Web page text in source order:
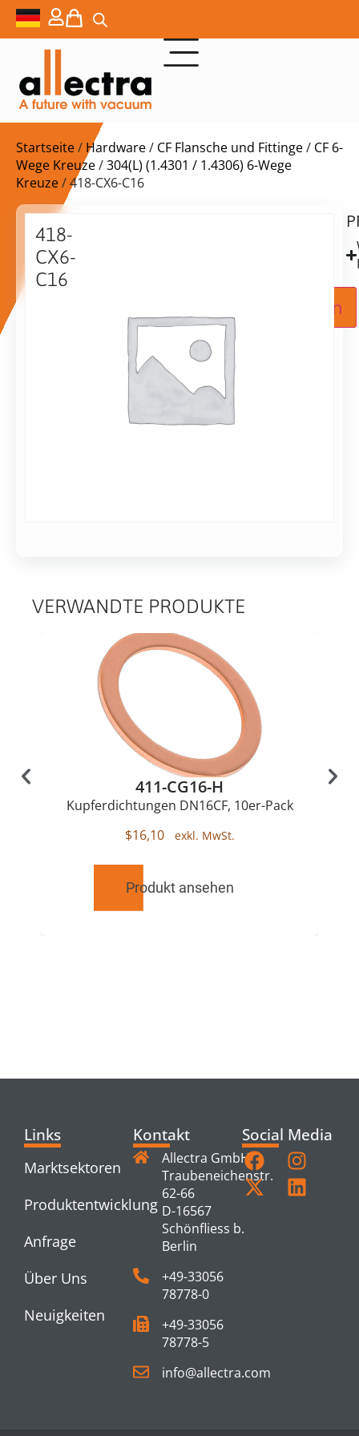
Startseite/ Hardware/ CF Flansche und Fittinge/ CF 6-
Wege Kreuze/304(L) (1.4301 / 1.4306) 6-Wege
Kreuze/ 418-CX6-C16
418-
CX6-
C16
Sechswegekreuz,
auf
Anfrage
Zur Angebotsanfrage hinzufügen
VERWANDTE PRODUKTE
411-CG16-H
Kupferdichtungen DN16CF, 10er-Pack
$16,10
Produkt ansehen
Links
Marktsektoren
Produktentwicklung
Anfrage
Über Uns
Neuigkeiten
Kontakt
Allectra GmbH
Traubeneichenstr.
62-66
D-16567
Schönfliess b.
Berlin
+49-33056
78778-0
+49-33056
78778-5
info@allectra.com
Social Media